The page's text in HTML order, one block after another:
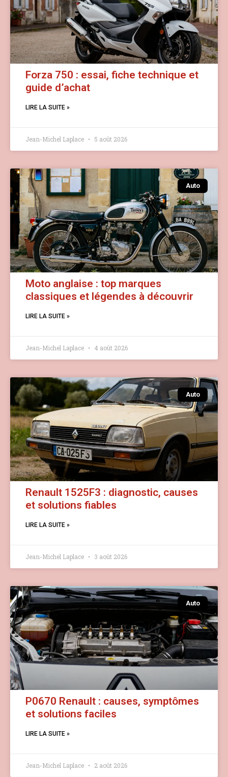
Forza 750 : essai, fiche technique et
guide d’achat
LIRE LA SUITE »
Jean-Michel Laplace 5 août 2026
Auto
Moto anglaise : top marques
classiques et légendes à découvrir
LIRE LA SUITE »
Jean-Michel Laplace 4 août 2026
Auto
Renault 1525F3 : diagnostic, causes
et solutions fiables
LIRE LA SUITE »
Jean-Michel Laplace 3 août 2026
Auto
P0670 Renault : causes, symptômes
et solutions faciles
LIRE LA SUITE »
Jean-Michel Laplace 2 août 2026